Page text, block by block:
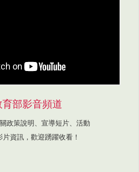
育部影音頻道
政策說明、宣導短片、活動
片資訊，歡迎踴躍收看！